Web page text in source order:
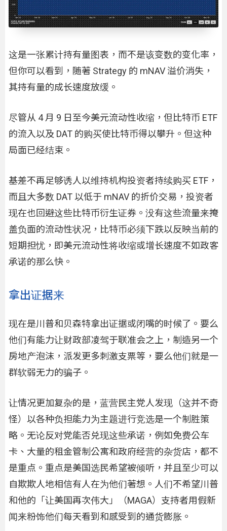
这是一张累计持有量图表，而不是该变数的变化率，
但你可以看到，随著 Strategy 的 mNAV 溢价消失，
其持有量的成长速度放缓。
尽管从 4 月 9 日至今美元流动性收缩，但比特币 ETF
的流入以及 DAT 的购买使比特币得以攀升。但这种
局面已经结束。
基差不再足够诱人以维持机构投资者持续购买 ETF，
而且大多数 DAT 以低于 mNAV 的折价交易，投资者
现在也回避这些比特币衍生证券。没有这些流量来掩
盖负面的流动性状况，比特币必须下跌以反映当前的
短期担忧，即美元流动性将收缩或增长速度不如政客
承诺的那么快。
拿出证据来
现在是川普和贝森特拿出证据或闭嘴的时候了。要么
他们有能力让财政部凌驾于联准会之上，制造另一个
房地产泡沫，派发更多刺激支票等，要么他们就是一
群软弱无力的骗子。
让情况更加复杂的是，蓝营民主党人发现（这并不奇
怪）以各种负担能力为主题进行竞选是一个制胜策
略。无论反对党能否兑现这些承诺，例如免费公车
卡、大量的租金管制公寓和政府经营的杂货店，都不
是重点。重点是美国选民希望被倾听，并且至少可以
自欺欺人地相信有人在为他们著想。人们不希望川普
和他的「让美国再次伟大」（MAGA）支持者用假新
闻来粉饰他们每天看到和感受到的通货膨胀。